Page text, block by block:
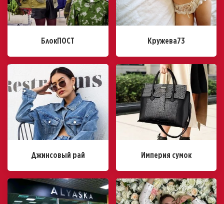
БлокПОСТ Кружева73
Джинсовый рай Империя сумок